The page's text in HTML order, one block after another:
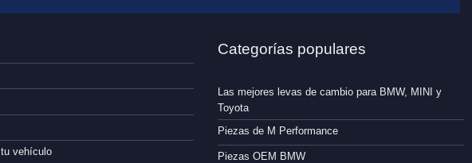
vehículo
Categorías populares
Las mejores levas de cambio para BMW, MINI y
Toyota
Piezas de M Performance
Piezas OEM BMW